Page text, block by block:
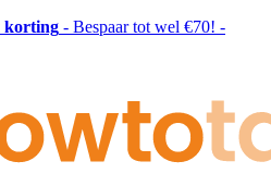
korting - Bespaar tot wel €70! -